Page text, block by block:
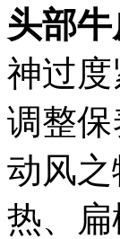
头部
神过
调整
动风
热、